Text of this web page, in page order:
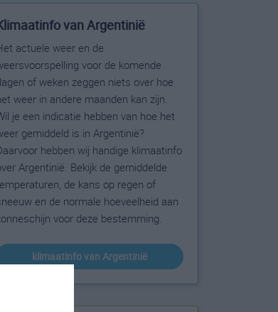
van Argentinië
actuele weer en de
voor de komende
of weken zeggen niets over hoe
weer in andere maanden kan zijn.
je een indicatie hebben van hoe het
gemiddeld is in Argentinië?
hebben wij handige klimaatinfo
Argentinië. Bekijk de gemiddelde
de kans op regen of
en de normale hoeveelheid aan
voor deze bestemming.
klimaatinfo van Argentinië